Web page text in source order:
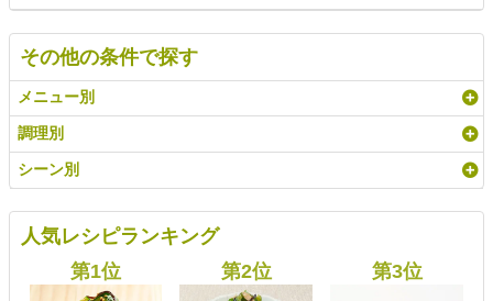
その他の条件で探す
メニュー別
調理別
シーン別
人気レシピランキング